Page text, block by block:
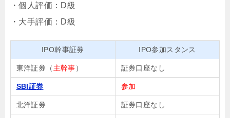
・個人評価：D級
・大手評価：D級
IPO幹事証券 IPO参加スタンス
東洋証券（ 主幹事） 証券口座なし
SBI証券 参加
北洋証券 証券口座なし